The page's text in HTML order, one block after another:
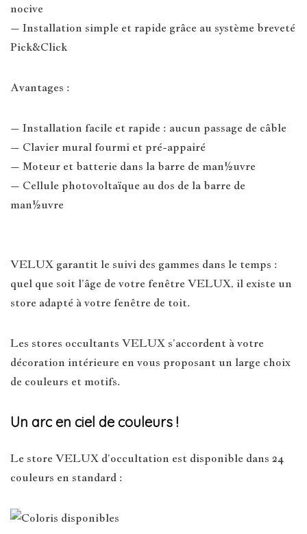
nocive
– Installation simple et rapide grâce au système breveté
Pick&Click
Avantages :
– Installation facile et rapide : aucun passage de câble
– Clavier mural fourmi et pré-appairé
– Moteur et batterie dans la barre de man½uvre
– Cellule photovoltaïque au dos de la barre de
man½uvre
VELUX garantit le suivi des gammes dans le temps :
quel que soit l’âge de votre fenêtre VELUX, il existe un
store adapté à votre fenêtre de toit.
Les stores occultants VELUX s’accordent à votre
décoration intérieure en vous proposant un large choix
de couleurs et motifs.
Un arc en ciel de couleurs !
Le store VELUX d’occultation est disponible dans 24
couleurs en standard :